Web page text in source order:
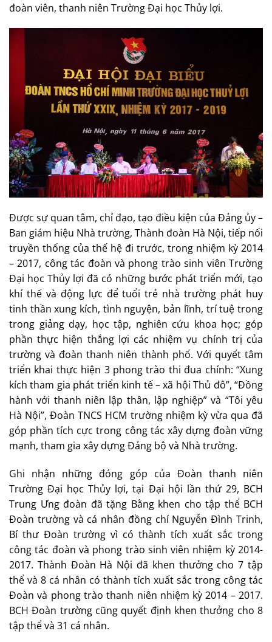
đoàn viên, thanh niên Trường Đại học Thủy lợi.
Được sự quan tâm, chỉ đạo, tạo điều kiện của Đảng ủy –
Ban giám hiệu Nhà trường, Thành đoàn Hà Nội, tiếp nối
truyền thống của thế hệ đi trước, trong nhiệm kỳ 2014
– 2017, công tác đoàn và phong trào sinh viên Trường
Đại học Thủy lợi đã có những bước phát triển mới, tạo
khí thế và động lực để tuổi trẻ nhà trường phát huy
tinh thần xung kích, tình nguyện, bản lĩnh, trí tuệ trong
trong giảng dạy, học tập, nghiên cứu khoa học; góp
phần thực hiện thắng lợi các nhiệm vụ chính trị của
trường và đoàn thanh niên thành phố. Với quyết tâm
triển khai thực hiện 3 phong trào thi đua chính: “Xung
kích tham gia phát triển kinh tế – xã hội Thủ đô”, “Đồng
hành với thanh niên lập thân, lập nghiệp” và “Tôi yêu
Hà Nội”, Đoàn TNCS HCM trường nhiệm kỳ vừa qua đã
góp phần tích cực trong công tác xây dựng đoàn vững
mạnh, tham gia xây dựng Đảng bộ và Nhà trường.
Ghi nhận những đóng góp của Đoàn thanh niên
Trường Đại học Thủy lợi, tại Đại hội lần thứ 29, BCH
Trung Ưng đoàn đã tặng Bằng khen cho tập thể BCH
Đoàn trường và cá nhân đồng chí Nguyễn Đình Trinh,
Bí thư Đoàn trường vì có thành tích xuất sắc trong
công tác đoàn và phong trào sinh viên nhiệm kỳ 2014-
2017. Thành Đoàn Hà Nội đã khen thưởng cho 7 tập
thể và 8 cá nhân có thành tích xuất sắc trong công tác
Đoàn và phong trào thanh niên nhiệm kỳ 2014 – 2017.
BCH Đoàn trường cũng quyết định khen thưởng cho 8
tập thể và 31 cá nhân.